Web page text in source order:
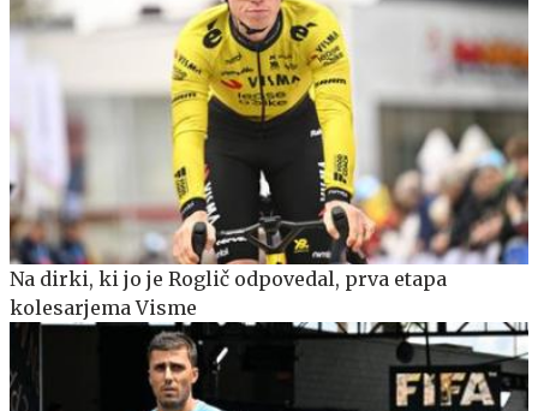
Na dirki, ki jo je Roglič odpovedal, prva etapa
kolesarjema Visme